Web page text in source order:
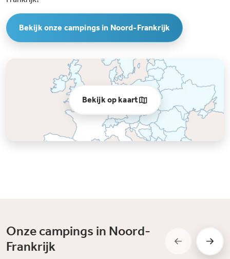
Bekijk onze campings in Noord-Frankrijk
Bekijk op kaart
Onze campings in Noord-
Frankrijk